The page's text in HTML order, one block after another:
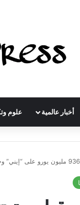
أخبار عالمية علوم